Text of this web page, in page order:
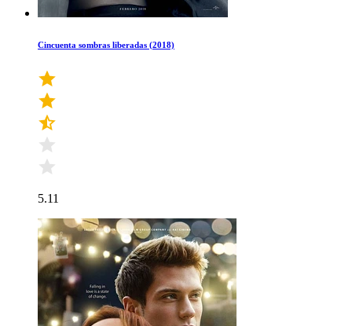
Cincuenta sombras liberadas (2018)
5.11